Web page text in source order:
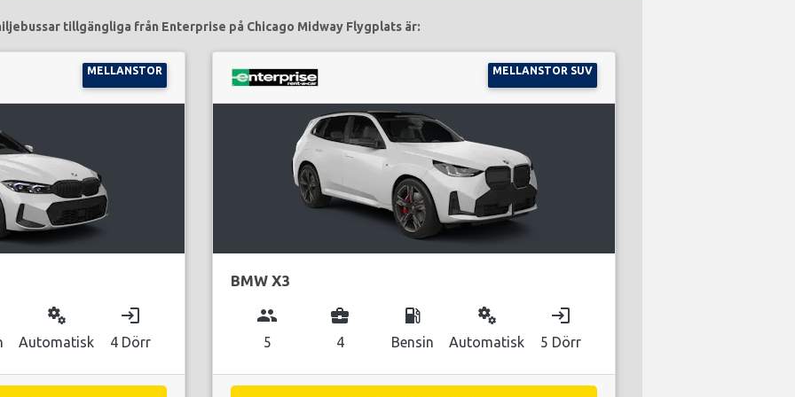
tillgängliga från Enterprise på Chicago Midway Flygplats är:
MELLANSTOR
miscellaneous_services
Automatisk
login
4 Dörr
MELLANSTOR SUV
BMW X3
group
5
business_center
4
local_gas_station
Bensin
miscellaneous_services
Automatisk
login
5 Dörr